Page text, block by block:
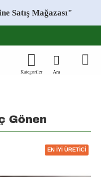
Satış Mağazası"
Gönen
EN İYI ÜRETICI